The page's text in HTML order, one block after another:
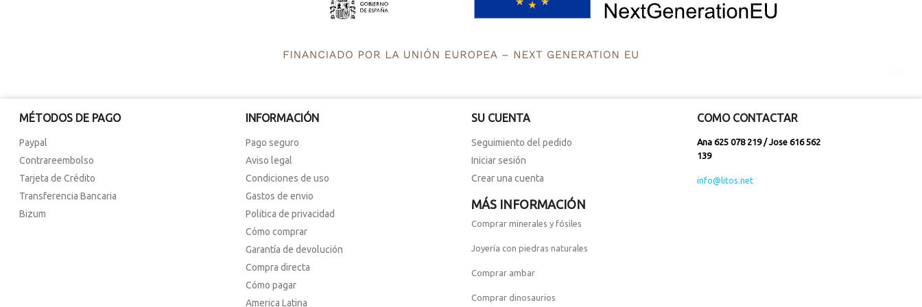
MÉTODOS DE PAGO
Paypal
Contrareembolso
Tarjeta de Crédito
Transferencia Bancaria
Bizum
INFORMACIÓN
Pago seguro
Aviso legal
Condiciones de uso
Gastos de envio
Politica de privacidad
Cómo comprar
Garantía de devolución
Compra directa
Cómo pagar
America Latina
SU CUENTA
Seguimiento del pedido
Iniciar sesión
Crear una cuenta
COMO CONTACTAR
Ana 625 078 219 / Jose 616 562
139
info@litos.net
MÁS INFORMACIÓN
Comprar minerales y fósiles
Joyería con piedras naturales
Comprar ambar
Comprar dinosaurios